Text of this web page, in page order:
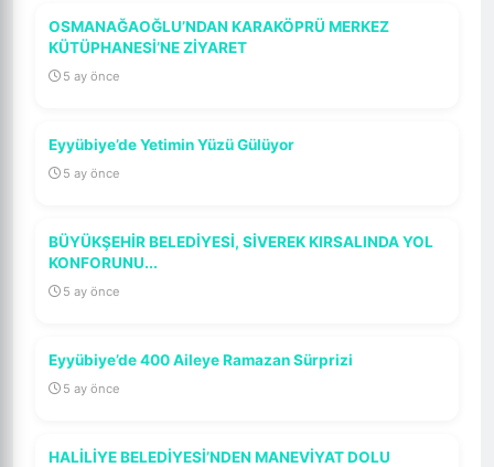
OSMANAĞAOĞLU’NDAN KARAKÖPRÜ MERKEZ
KÜTÜPHANESİ’NE ZİYARET
5 ay önce
Eyyübiye’de Yetimin Yüzü Gülüyor
5 ay önce
BÜYÜKŞEHİR BELEDİYESİ, SİVEREK KIRSALINDA YOL
KONFORUNU...
5 ay önce
Eyyübiye’de 400 Aileye Ramazan Sürprizi
5 ay önce
HALİLİYE BELEDİYESİ’NDEN MANEVİYAT DOLU